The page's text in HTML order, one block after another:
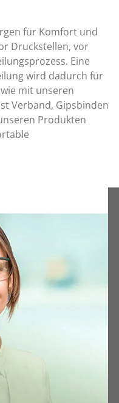
für Komfort und
Druckstellen, vor
Eine
wird dadurch für
mit unseren
Verband, Gipsbinden
Produkten